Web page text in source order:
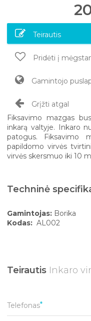
Teirautis
Pridėti į
Gamintojo
Grįžti atgal
Fiksavimo mazgas
inkarą valtyje. Inkaro
patogus. Fiksavimo
papildomo virvės
virvės skersmuo iki 10
Techninė
Gamintojas: Borika
Kodas: AL002
Teirautis Inkaro
Telefonas